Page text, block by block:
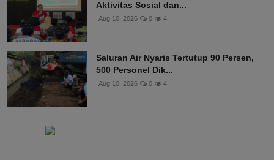
Aktivitas Sosial dan...
Aug 10, 2026 0 4
Saluran Air Nyaris Tertutup 90 Persen,
500 Personel Dik...
Aug 10, 2026 0 4